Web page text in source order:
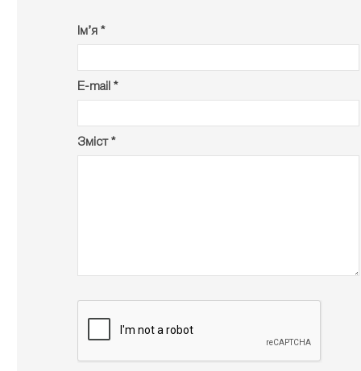
Ім’я *
E-mail *
Зміст *